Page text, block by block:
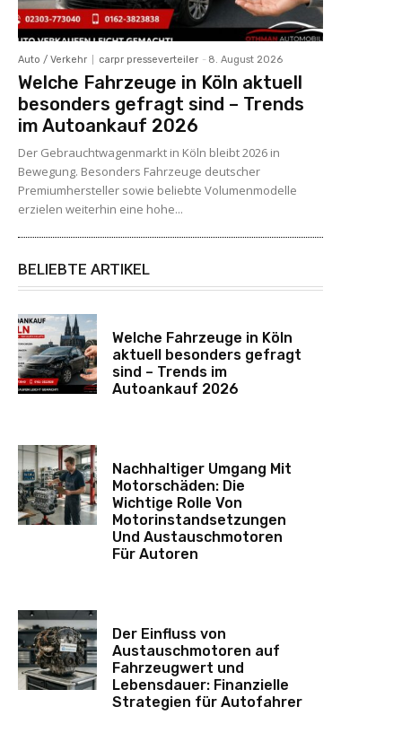
Auto / Verkehr carpr presseverteiler - 8. August 2026
Welche Fahrzeuge in Köln aktuell
besonders gefragt sind – Trends
im Autoankauf 2026
Der Gebrauchtwagenmarkt in Köln bleibt 2026 in
Bewegung. Besonders Fahrzeuge deutscher
Premiumhersteller sowie beliebte Volumenmodelle
erzielen weiterhin eine hohe...
BELIEBTE ARTIKEL
Welche Fahrzeuge in Köln
aktuell besonders gefragt
sind – Trends im
Autoankauf 2026
Nachhaltiger Umgang Mit
Motorschäden: Die
Wichtige Rolle Von
Motorinstandsetzungen
Und Austauschmotoren
Für Autoren
Der Einfluss von
Austauschmotoren auf
Fahrzeugwert und
Lebensdauer: Finanzielle
Strategien für Autofahrer